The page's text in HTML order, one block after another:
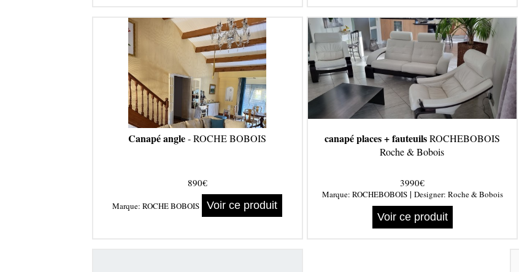
Canapé angle- ROCHE BOBOIS
890€
Marque: ROCHE BOBOIS Voir ce produit
canapé places + fauteuilsROCHEBOBOIS
Roche & Bobois
3990€
Marque: ROCHEBOBOIS| Designer: Roche & Bobois
Voir ce produit